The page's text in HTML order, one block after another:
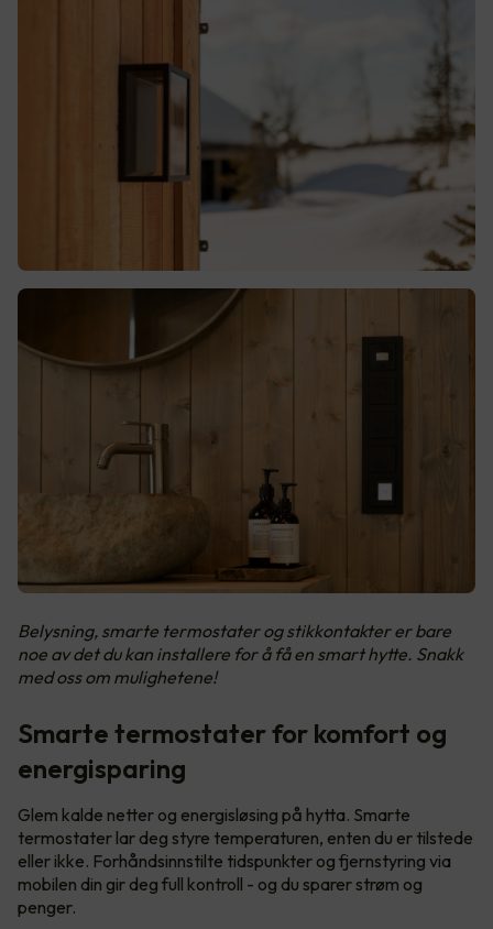
Belysning, smarte termostater og stikkontakter er bare
noe av det du kan installere for å få en smart hytte. Snakk
med oss om mulighetene!
Smarte termostater for komfort og
energisparing
Glem kalde netter og energisløsing på hytta. Smarte
termostater lar deg styre temperaturen, enten du er tilstede
eller ikke. Forhåndsinnstilte tidspunkter og fjernstyring via
mobilen din gir deg full kontroll - og du sparer strøm og
penger.